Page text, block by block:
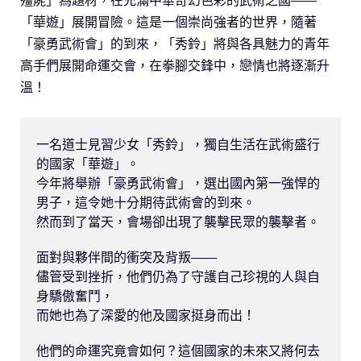
「華遊」展開冒險。這是一個崇尚強者的世界，隨著
「豪勇武術會」的到來，「秀鈴」將與各具魅力的青年
高手們展開命運交會，在拳腳交鋒中，戀情也將逐漸升
溫！
一名道士見習少女「秀鈴」，獨自生活在武術盛行
的國家「華遊」。
今年將舉辦「豪勇武術會」，選出國內第一強悍的
男子，這令她十分期待武術會的到來。
然而到了當天，會場卻出現了襲擊民眾的襲擊者。
面對與夥伴間的衝突及背叛——
儘管受到挫折，他們仍為了守護自己珍視的人與自
身驕傲奮鬥，
而她也為了深愛的他及國家挺身而出！
他們的命運究竟會如何？這個國家的未來又將何去